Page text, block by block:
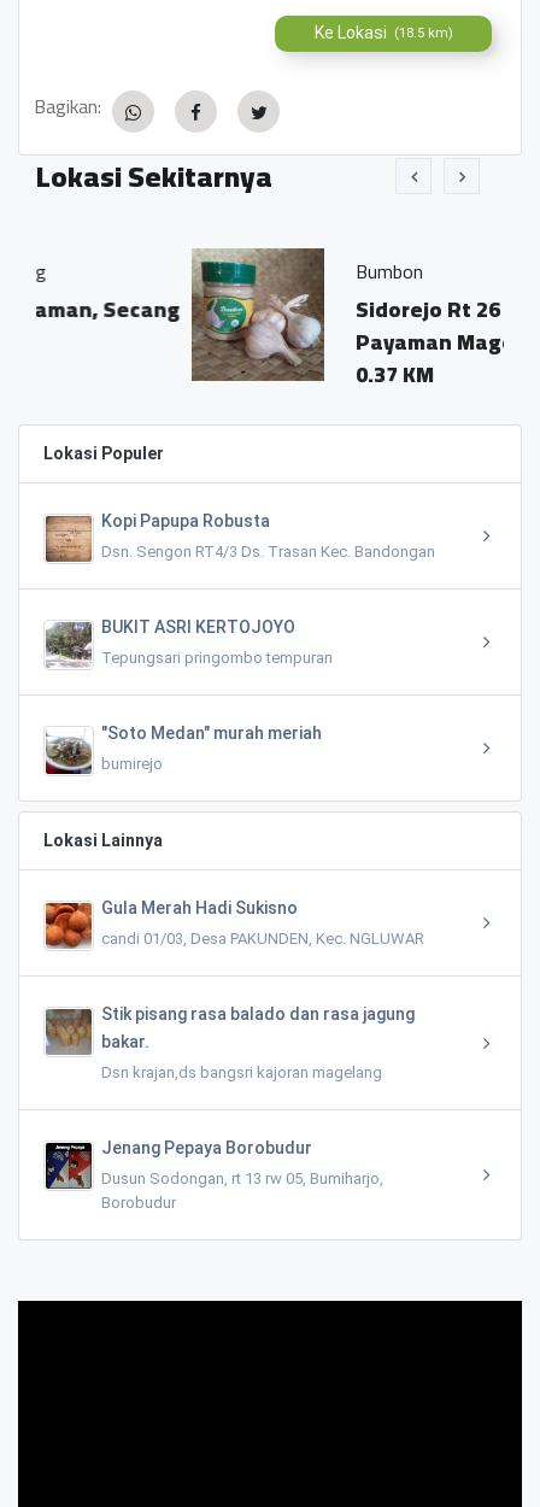
Ke Lokasi (18.5 km)
Bagikan:
Lokasi Sekitarnya
Bumbon
Sidorejo Rt 26 Rw 12
Payaman Magelang 56195
0.37 KM
Lokasi Populer
Kopi Papupa Robusta
Dsn. Sengon RT4/3 Ds. Trasan Kec. Bandongan
BUKIT ASRI KERTOJOYO
Tepungsari pringombo tempuran
"Soto Medan" murah meriah
bumirejo
Lokasi Lainnya
Gula Merah Hadi Sukisno
candi 01/03, Desa PAKUNDEN, Kec. NGLUWAR
Stik pisang rasa balado dan rasa jagung
bakar.
Dsn krajan,ds bangsri kajoran magelang
Jenang Pepaya Borobudur
Dusun Sodongan, rt 13 rw 05, Bumiharjo,
Borobudur